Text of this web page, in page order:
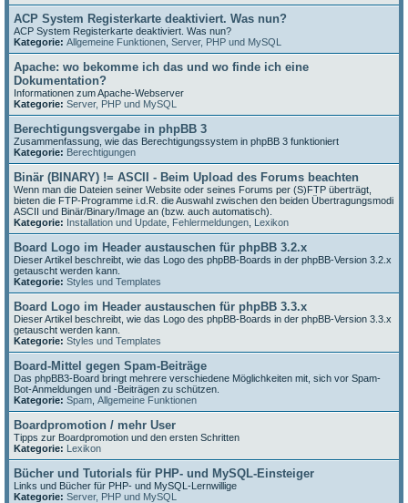
ACP System Registerkarte deaktiviert. Was nun?
ACP System Registerkarte deaktiviert. Was nun?
Kategorie: Allgemeine Funktionen Server, PHP und MySQL
Apache: wo bekomme ich das und wo finde ich eine
Dokumentation?
Informationen zum Apache-Webserver
Kategorie: Server, PHP und MySQL
Berechtigungsvergabe in phpBB 3
Zusammenfassung, wie das Berechtigungssystem in phpBB 3 funktioniert
Kategorie: Berechtigungen
Binär (BINARY) != ASCII - Beim Upload des Forums beachten
Wenn man die Dateien seiner Website oder seines Forums per (S)FTP überträgt,
bieten die FTP-Programme i.d.R. die Auswahl zwischen den beiden Übertragungsmodi
ASCII und Binär/Binary/Image an (bzw. auch automatisch).
Kategorie: Installation und Update Fehlermeldungen Lexikon
Board Logo im Header austauschen für phpBB 3.2.x
Dieser Artikel beschreibt, wie das Logo des phpBB-Boards in der phpBB-Version 3.2.x
getauscht werden kann.
Kategorie: Styles und Templates
Board Logo im Header austauschen für phpBB 3.3.x
Dieser Artikel beschreibt, wie das Logo des phpBB-Boards in der phpBB-Version 3.3.x
getauscht werden kann.
Kategorie: Styles und Templates
Board-Mittel gegen Spam-Beiträge
Das phpBB3-Board bringt mehrere verschiedene Möglichkeiten mit, sich vor Spam-
Bot-Anmeldungen und -Beiträgen zu schützen.
Kategorie: Spam Allgemeine Funktionen
Boardpromotion / mehr User
Tipps zur Boardpromotion und den ersten Schritten
Kategorie: Lexikon
Bücher und Tutorials für PHP- und MySQL-Einsteiger
Links und Bücher für PHP- und MySQL-Lernwillige
Kategorie: Server, PHP und MySQL